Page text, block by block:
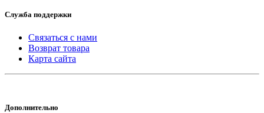
Служба поддержки
Связаться с нами
Возврат товара
Карта сайта
Дополнительно